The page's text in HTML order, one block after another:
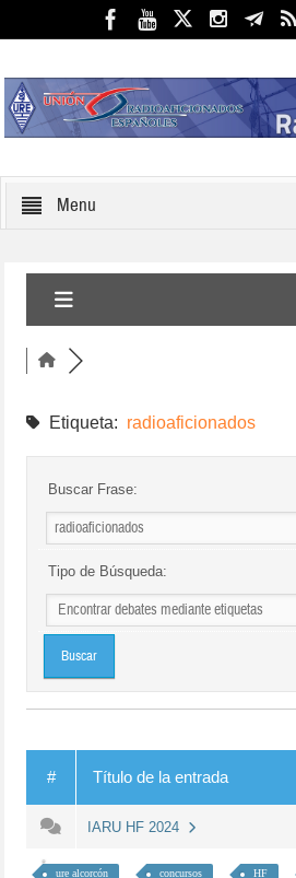
Menu
Etiqueta: radioaficionados
Buscar Frase:
Tipo de Búsqueda:
# Título de la entrada
IARU HF 2024
ure alcorcón concursos HF